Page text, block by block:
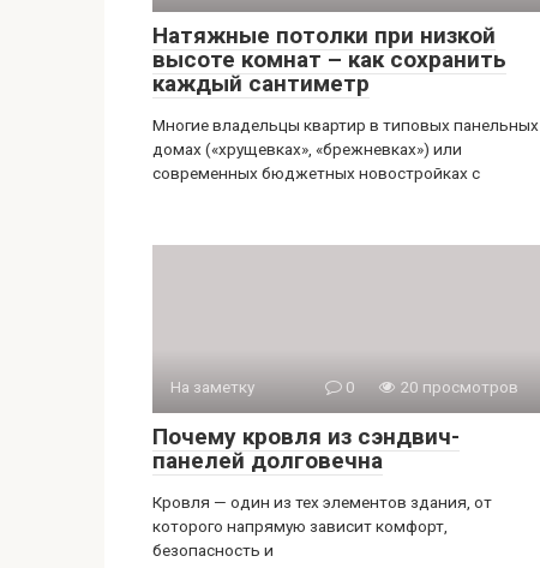
Натяжные потолки при низкой
высоте комнат – как сохранить
каждый сантиметр
Многие владельцы квартир в типовых панельных
домах («хрущевках», «брежневках») или
современных бюджетных новостройках с
На заметку 0 20 просмотров
Почему кровля из сэндвич-
панелей долговечна
Кровля — один из тех элементов здания, от
которого напрямую зависит комфорт,
безопасность и